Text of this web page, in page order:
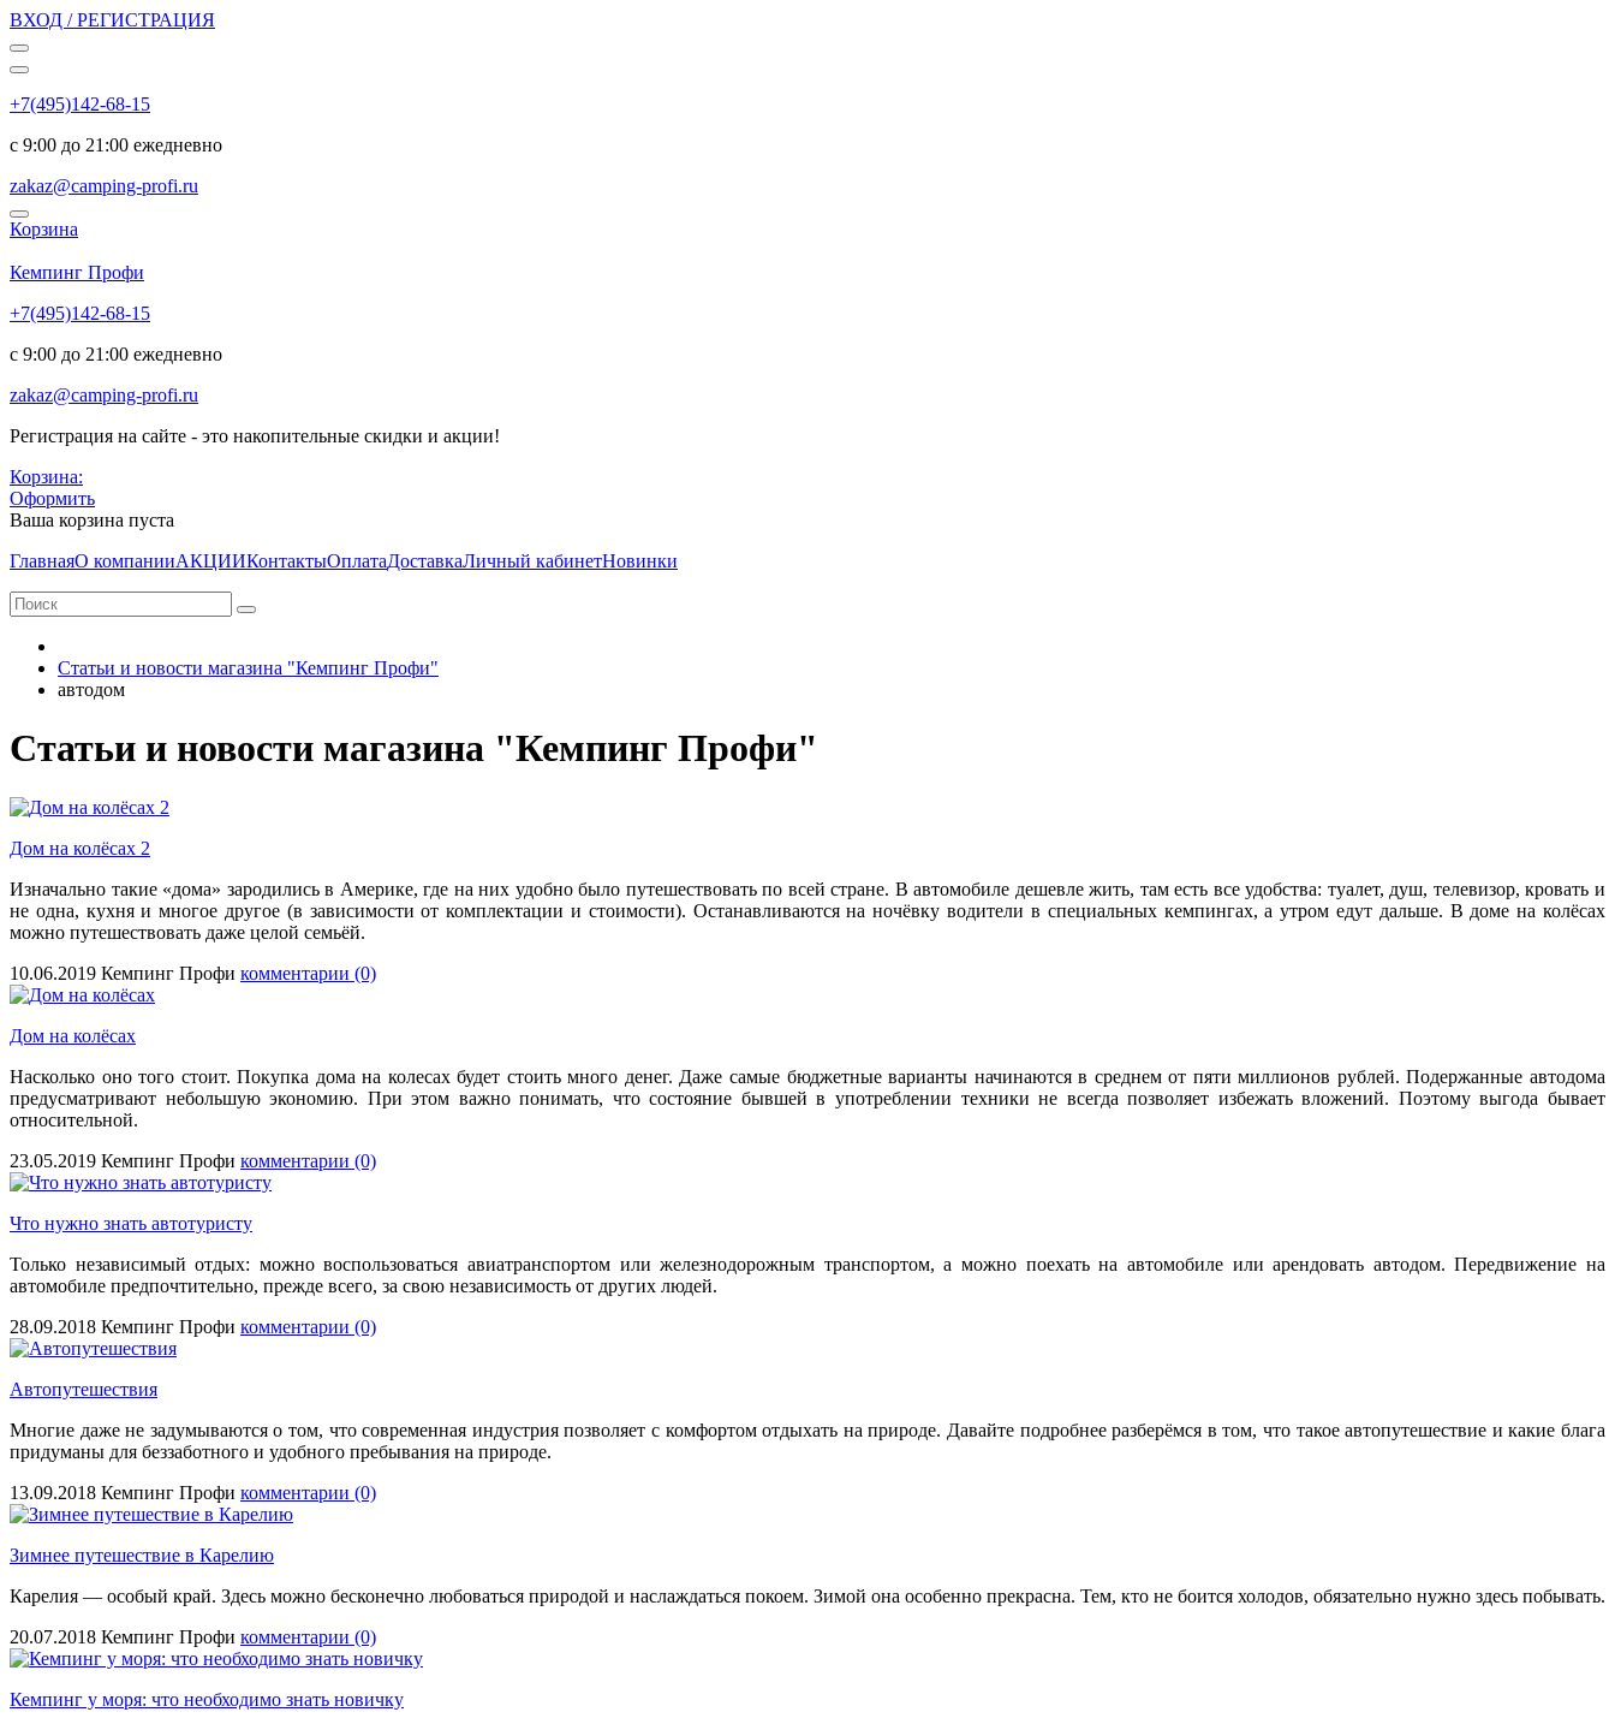
ВХОД / РЕГИСТРАЦИЯ
+7(495)142-68-15
с 9:00 до 21:00 ежедневно
zakaz@camping-profi.ru
Корзина
Кемпинг Профи
+7(495)142-68-15
с 9:00 до 21:00 ежедневно
zakaz@camping-profi.ru
Регистрация на сайте - это накопительные скидки и акции!
Корзина:
Оформить
Ваша корзина пуста
ГлавнаяО компанииАКЦИИКонтактыОплатаДоставкаЛичный кабинетНовинки
Статьи и новости магазина "Кемпинг Профи"
автодом
Статьи и новости магазина "Кемпинг Профи"
Дом на колёсах 2
Изначально такие «дома» зародились в Америке, где на них удобно было путешествовать по всей стране. В автомобиле дешевле жить, там есть все удобства: туалет, душ, телевизор, кровать и
не одна, кухня и многое другое (в зависимости от комплектации и стоимости). Останавливаются на ночёвку водители в специальных кемпингах, а утром едут дальше. В доме на колёсах
можно путешествовать даже целой семьёй.
10.06.2019 Кемпинг Профи комментарии (0)
Дом на колёсах
Насколько оно того стоит. Покупка дома на колесах будет стоить много денег. Даже самые бюджетные варианты начинаются в среднем от пяти миллионов рублей. Подержанные автодома
предусматривают небольшую экономию. При этом важно понимать, что состояние бывшей в употреблении техники не всегда позволяет избежать вложений. Поэтому выгода бывает
относительной.
23.05.2019 Кемпинг Профи комментарии (0)
Что нужно знать автотуристу
Только независимый отдых: можно воспользоваться авиатранспортом или железнодорожным транспортом, а можно поехать на автомобиле или арендовать автодом. Передвижение на
автомобиле предпочтительно, прежде всего, за свою независимость от других людей.
28.09.2018 Кемпинг Профи комментарии (0)
Автопутешествия
Многие даже не задумываются о том, что современная индустрия позволяет с комфортом отдыхать на природе. Давайте подробнее разберёмся в том, что такое автопутешествие и какие блага
придуманы для беззаботного и удобного пребывания на природе.
13.09.2018 Кемпинг Профи комментарии (0)
Зимнее путешествие в Карелию
Карелия — особый край. Здесь можно бесконечно любоваться природой и наслаждаться покоем. Зимой она особенно прекрасна. Тем, кто не боится холодов, обязательно нужно здесь побывать.
20.07.2018 Кемпинг Профи комментарии (0)
Кемпинг у моря: что необходимо знать новичку